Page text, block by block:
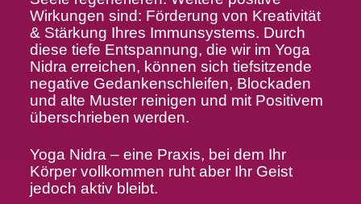
Wirkungen sind: Förderung von Kreativität
& Stärkung Ihres Immunsystems. Durch
diese tiefe Entspannung, die wir im Yoga
Nidra erreichen, können sich tiefsitzende
negative Gedankenschleifen, Blockaden
und alte Muster reinigen und mit Positivem
überschrieben werden.
Yoga Nidra – eine Praxis, bei dem Ihr
Körper vollkommen ruht aber Ihr Geist
jedoch aktiv bleibt.